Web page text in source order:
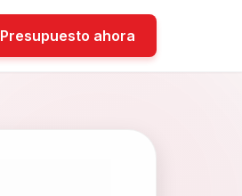
Presupuesto ahora